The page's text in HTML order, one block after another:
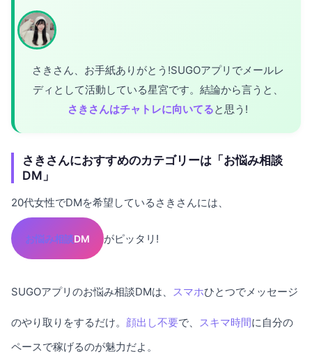
さきさん、お手紙ありがとう!SUGOアプリでメールレ
ディとして活動している星宮です。結論から言うと、
さきさんはチャトレに向いてると思う!
さきさんにおすすめのカテゴリーは「お悩み相談
DM」
20代女性でDMを希望しているさきさんには、
お悩み相談DM がピッタリ!
SUGOアプリのお悩み相談DMは、 スマホひとつでメッセージ
のやり取りをするだけ。 顔出し不要で、 スキマ時間に自分の
ペースで稼げるのが魅力だよ。